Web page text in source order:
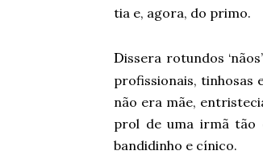
tia e, agora, do primo.
Dissera rotundos
profissionais, tinhosas
não era mãe,
prol de uma irmã tão
bandidinho e cínico.